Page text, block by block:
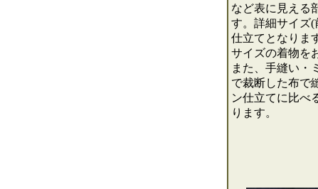
など表に見える
す。詳細サイズ
仕立てとなりま
サイズの着物を
また、手縫い・
で裁断した布で
ン仕立てに比べ
ります。